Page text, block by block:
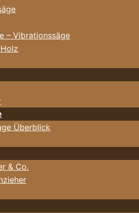
– Vibrationssäge
Überblick
& Co.